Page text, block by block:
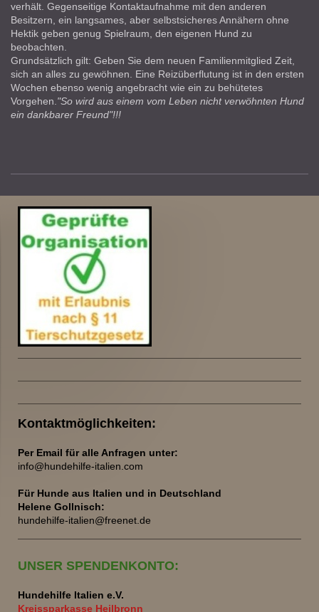
verhält. Gegenseitige Kontaktaufnahme mit den anderen
Besitzern, ein langsames, aber selbstsicheres Annähern ohne
Hektik geben genug Spielraum, den eigenen Hund zu
beobachten.
Grundsätzlich gilt: Geben Sie dem neuen Familienmitglied Zeit,
sich an alles zu gewöhnen. Eine Reizüberflutung ist in den ersten
Wochen ebenso wenig angebracht wie ein zu behütetes
Vorgehen. "So wird aus einem vom Leben nicht verwöhnten Hund
ein dankbarer Freund"!!!
Kontaktmöglichkeiten:
Per Email für alle Anfragen unter:
info@hundehilfe-italien.com
Für Hunde aus Italien und in Deutschland
Helene Gollnisch:
hundehilfe-italien@freenet.de
UNSER SPENDENKONTO:
Hundehilfe Italien e.V.
Kreissparkasse Heilbronn